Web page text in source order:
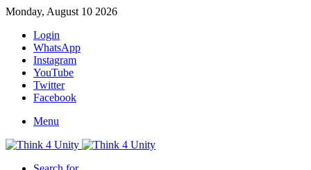
Monday, August 10 2026
Login
WhatsApp
Instagram
YouTube
Twitter
Facebook
Menu